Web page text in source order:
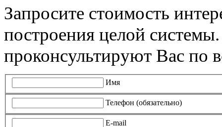
Запросите стоимость
построения целой
проконсультируют Вас по
Имя
Телефон (обязательно)
E-mail